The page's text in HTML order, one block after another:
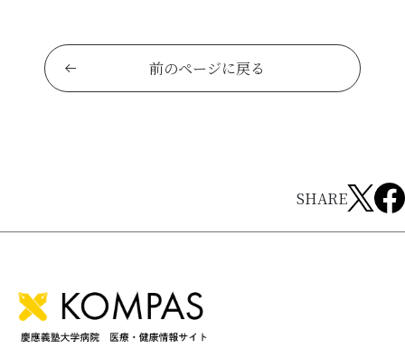
前のページに戻る
SHARE